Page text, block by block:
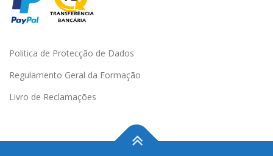
Politica de Protecção de Dados
Regulamento Geral da Formação
Livro de Reclamações